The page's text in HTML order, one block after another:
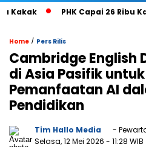
PHK Capai 26 Ribu
Home / Pers Rilis
Cambridge English
di Asia Pasifik
Pemanfaatan AI
Pendidikan
Tim Hallo Media
-
Selasa, 12 Mei 2026 - 11:28 WIB